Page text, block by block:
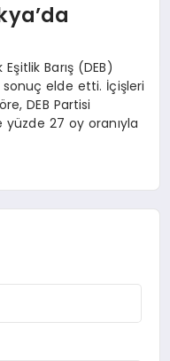
Barış (DEB)
sonuç elde etti. İçişleri
DEB Partisi
yüzde 27 oy oranıyla